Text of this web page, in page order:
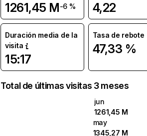
1261,45 M-6 % 4,22
Duración media de la
visita
15:17
Tasa de rebote
47,33 %
Total de últimas visitas 3 meses
jun
1261,45 M
may
1345,27 M